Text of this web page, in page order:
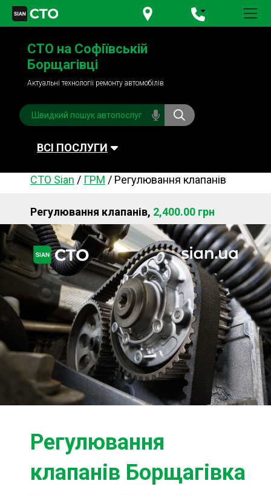
+380 95781-84-84
+380 98791-84-84
СТО на Софіївській
Борщагівці
Актуальні технології ремонту автомобілів
ВСІ ПОСЛУГИ
Автомийка Планове ТО
Паливна система Рульове керування
Акумулятори
Обслуговування
кондиціонера
Система охолодження
Діагностика
Ходова частина Зчеплення
Шиномонтаж
Запчастини Двигун
Гальмівна система Заміна Ременей
СТО Sian / ГРМ / Регулювання клапанів
Регулювання клапанів, 2,400.00 грн
Регулювання
клапанів Борщагівка